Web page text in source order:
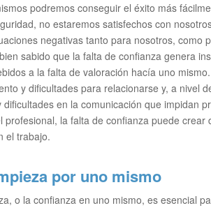
podremos conseguir el éxito más
no estaremos satisfechos con
negativas tanto para nosotros, como
sabido que la falta de confianza genera
a la falta de valoración hacía uno
y dificultades para relacionarse y, a nivel
en la comunicación que impidan
profesional, la falta de confianza puede crear
el trabajo.
por uno mismo
o la confianza en uno mismo, es esencial